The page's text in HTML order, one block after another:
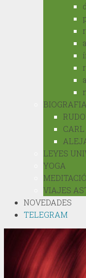
LEYES
YOGA
VIAJES
NOVEDADES
TELEGRAM